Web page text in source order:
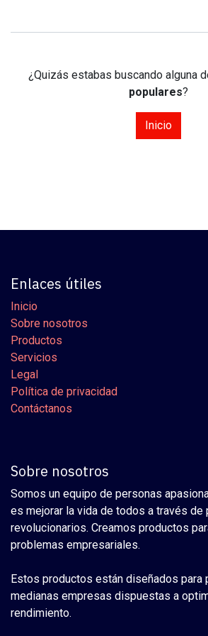
¿Quizás estabas buscando alguna
populares?
Inicio
Enlaces útiles
Inicio
Sobre nosotros
Productos
Servicios
Legal
Política de privacidad
Contáctanos
Sobre nosotros
Somos un equipo de personas
es mejorar la vida de todos a través de
revolucionarios. Creamos productos
problemas empresariales.
Estos productos están diseñados para
medianas empresas dispuestas a
rendimiento.